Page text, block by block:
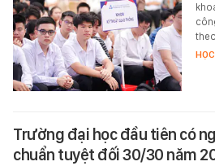
Trường đại học đầu tiên có
chuẩn tuyệt đối 30/30 năm